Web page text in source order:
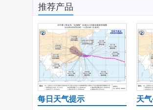
推荐产品
每日天气提示 天